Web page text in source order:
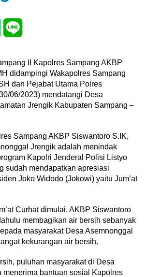
II Kapolres Sampang AKBP
didampingi Wakapolres Sampang
dan Pejabat Utama Polres
06/2023) mendatangi Desa
Jrengik Kabupaten Sampang –
Sampang AKBP Siswantoro S.IK,
Jrengik adalah menindak
Kapolri Jenderal Polisi Listyo
sudah mendapatkan apresiasi
Joko Widodo (Jokowi) yaitu Jum’at
Curhat dimulai, AKBP Siswantoro
membagikan air bersih sebanyak
masyarakat Desa Asemnonggal
kekurangan air bersih.
puluhan masyarakat di Desa
menerima bantuan sosial Kapolres